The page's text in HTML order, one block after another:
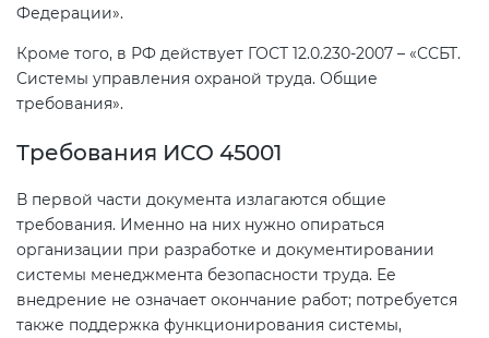
Федерации».
Кроме того, в РФ действует ГОСТ 12.0.230-2007 – «ССБТ.
Системы управления охраной труда. Общие
требования».
Требования ИСО 45001
В первой части документа излагаются общие
требования. Именно на них нужно опираться
организации при разработке и документировании
системы менеджмента безопасности труда. Ее
внедрение не означает окончание работ; потребуется
также поддержка функционирования системы,